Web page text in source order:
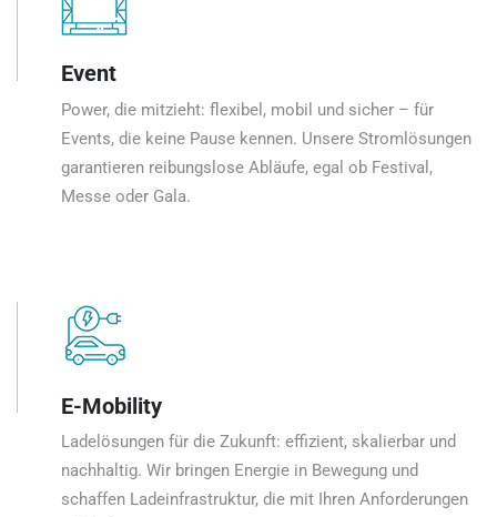
Event
Power, die mitzieht: flexibel, mobil und sicher – für
Events, die keine Pause kennen. Unsere Stromlösungen
garantieren reibungslose Abläufe, egal ob Festival,
Messe oder Gala.
E-Mobility
Ladelösungen für die Zukunft: effizient, skalierbar und
nachhaltig. Wir bringen Energie in Bewegung und
schaffen Ladeinfrastruktur, die mit Ihren Anforderungen